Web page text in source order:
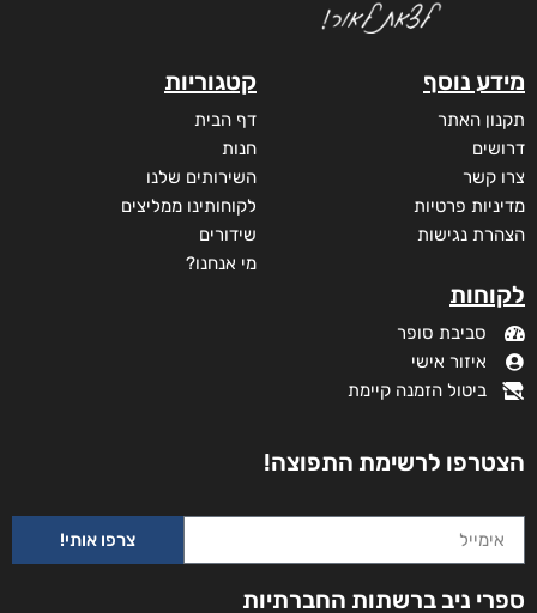
מידע נוסף
תקנון האתר
דרושים
צרו קשר
מדיניות פרטיות
הצהרת נגישות
לקוחות
סביבת סופר
איזור אישי
ביטול הזמנה קיימת
קטגוריות
דף הבית
חנות
השירותים שלנו
לקוחותינו ממליצים
שידורים
מי אנחנו?
הצטרפו לרשימת התפוצה!
צרפו אותי!
ספרי ניב ברשתות החברתיות